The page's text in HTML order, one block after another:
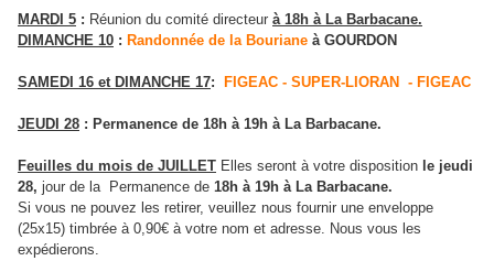
MARDI 5 : Réunion du comité directeur à 18h à La Barbacane.
DIMANCHE 10 : Randonnée de la Bouriane à GOURDON
SAMEDI 16 et DIMANCHE 17: FIGEAC - SUPER-LIORAN - FIGEAC
JEUDI 28 : Permanence de 18h à 19h à La Barbacane.
Feuilles du mois de JUILLET Elles seront à votre disposition le jeudi
28, jour de la Permanence de 18h à 19h à La Barbacane.
Si vous ne pouvez les retirer, veuillez nous fournir une enveloppe
(25x15) timbrée à 0,90€ à votre nom et adresse. Nous vous les
expédierons.